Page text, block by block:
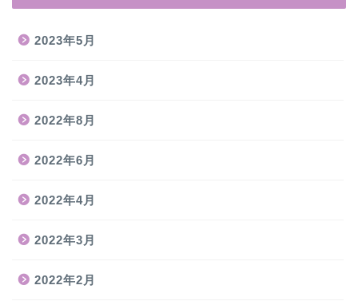
2023年5月
2023年4月
2022年8月
2022年6月
2022年4月
2022年3月
2022年2月